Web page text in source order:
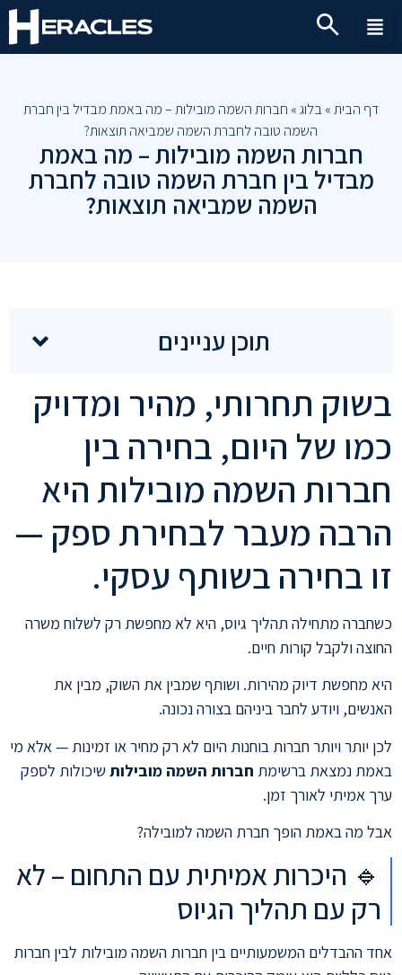
דף הבית» בלוג» חברות השמה מובילות – מה באמת מבדיל בין חברת
השמה טובה לחברת השמה שמביאה תוצאות?
חברות השמה מובילות – מה באמת
מבדיל בין חברת השמה טובה לחברת
השמה שמביאה תוצאות?
תוכן עניינים
בשוק תחרותי, מהיר ומדויק
כמו של היום, בחירה בין
חברות השמה מובילות היא
הרבה מעבר לבחירת ספק —
זו בחירה בשותף עסקי.
כשחברה מתחילה תהליך גיוס, היא לא מחפשת רק לשלוח משרה
החוצה ולקבל קורות חיים.
היא מחפשת דיוק מהירות. ושותף שמבין את השוק, מבין את
האנשים, ויודע לחבר ביניהם בצורה נכונה.
לכן יותר ויותר חברות בוחנות היום לא רק מחיר או זמינות — אלא מי
באמת נמצאת ברשימת חברות השמה מובילותשיכולות לספק
ערך אמיתי לאורך זמן.
אבל מה באמת הופך חברת השמה למובילה?
🔹 היכרות אמיתית עם התחום – לא
רק עם תהליך הגיוס
אחד ההבדלים המשמעותיים בין חברות השמה מובילות לבין חברות